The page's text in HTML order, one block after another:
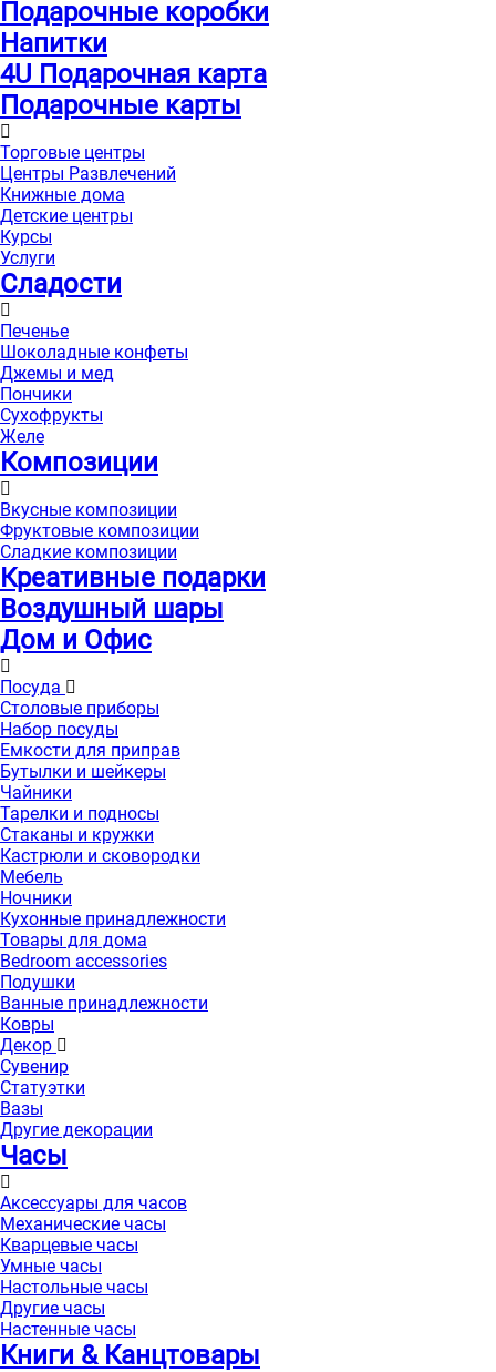
Подарочные коробки
Напитки
4U Подарочная карта
Подарочные карты
Торговые центры
Центры Развлечений
Книжные дома
Детские центры
Курсы
Услуги
Сладости
Печенье
Шоколадные конфеты
Джемы и мед
Пончики
Сухофрукты
Желе
Композиции
Вкусные композиции
Фруктовые композиции
Сладкие композиции
Креативные подарки
Воздушный шары
Дом и Офис
Посуда
Столовые приборы
Набор посуды
Емкости для приправ
Бутылки и шейкеры
Чайники
Тарелки и подносы
Стаканы и кружки
Кастрюли и сковородки
Мебель
Ночники
Кухонные принадлежности
Товары для дома
Bedroom accessories
Подушки
Ванные принадлежности
Ковры
Декор
Сувенир
Статуэтки
Вазы
Другие декорации
Часы
Аксессуары для часов
Механические часы
Кварцевые часы
Умные часы
Настольные часы
Другие часы
Настенные часы
Книги & Канцтовары